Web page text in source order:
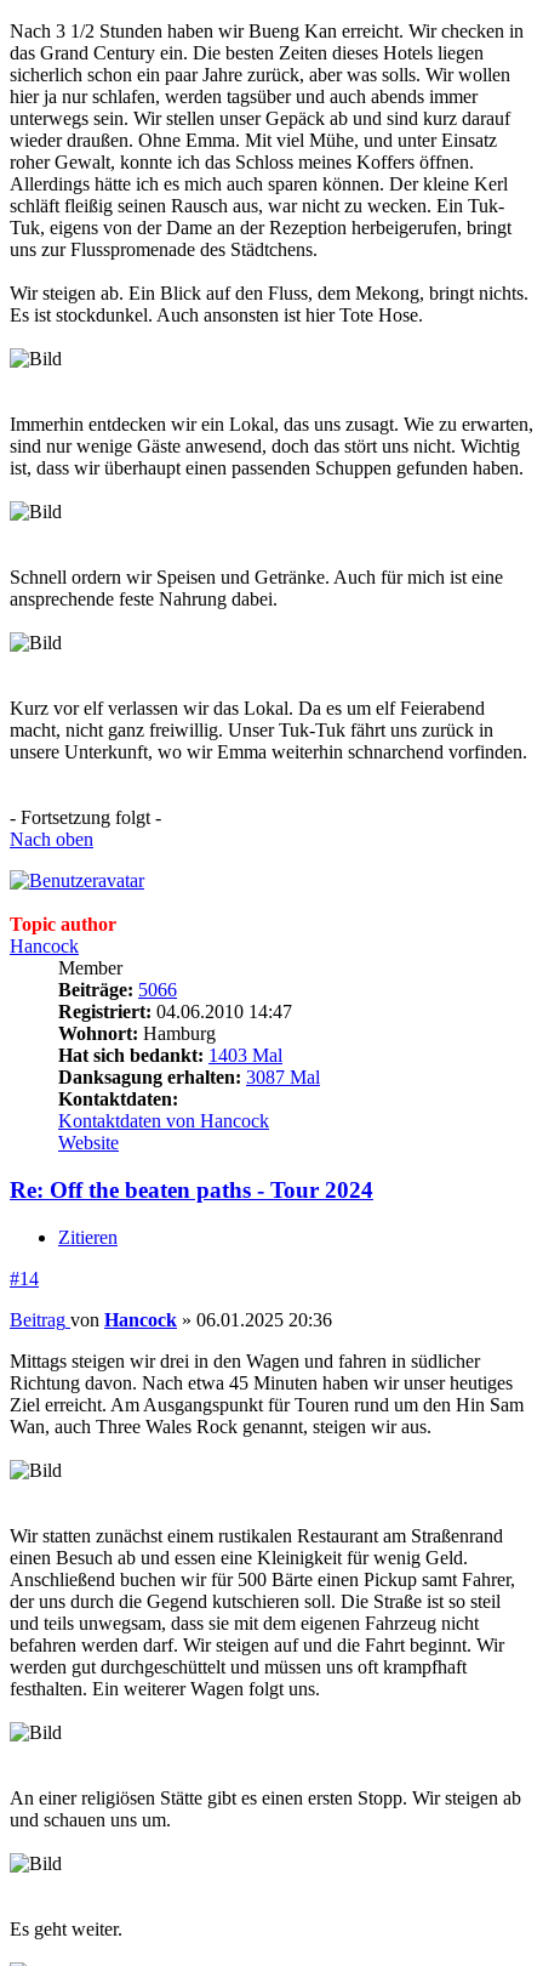
Nach 3 1/2 Stunden haben wir Bueng Kan erreicht. Wir checken in
das Grand Century ein. Die besten Zeiten dieses Hotels liegen
sicherlich schon ein paar Jahre zurück, aber was solls. Wir wollen
hier ja nur schlafen, werden tagsüber und auch abends immer
unterwegs sein. Wir stellen unser Gepäck ab und sind kurz darauf
wieder draußen. Ohne Emma. Mit viel Mühe, und unter Einsatz
roher Gewalt, konnte ich das Schloss meines Koffers öffnen.
Allerdings hätte ich es mich auch sparen können. Der kleine Kerl
schläft fleißig seinen Rausch aus, war nicht zu wecken. Ein Tuk-
Tuk, eigens von der Dame an der Rezeption herbeigerufen, bringt
uns zur Flusspromenade des Städtchens.
Wir steigen ab. Ein Blick auf den Fluss, dem Mekong, bringt nichts.
Es ist stockdunkel. Auch ansonsten ist hier Tote Hose.
Immerhin entdecken wir ein Lokal, das uns zusagt. Wie zu erwarten,
sind nur wenige Gäste anwesend, doch das stört uns nicht. Wichtig
ist, dass wir überhaupt einen passenden Schuppen gefunden haben.
Schnell ordern wir Speisen und Getränke. Auch für mich ist eine
ansprechende feste Nahrung dabei.
Kurz vor elf verlassen wir das Lokal. Da es um elf Feierabend
macht, nicht ganz freiwillig. Unser Tuk-Tuk fährt uns zurück in
unsere Unterkunft, wo wir Emma weiterhin schnarchend vorfinden.
- Fortsetzung folgt -
Nach oben
Topic author
Hancock
Member
Beiträge: 5066
Registriert: 04.06.2010 14:47
Wohnort: Hamburg
Hat sich bedankt: 1403 Mal
Danksagung erhalten: 3087 Mal
Kontaktdaten:
Kontaktdaten von Hancock
Website
Re: Off the beaten paths - Tour 2024
Zitieren
#14
Beitrag von Hancock » 06.01.2025 20:36
Mittags steigen wir drei in den Wagen und fahren in südlicher
Richtung davon. Nach etwa 45 Minuten haben wir unser heutiges
Ziel erreicht. Am Ausgangspunkt für Touren rund um den Hin Sam
Wan, auch Three Wales Rock genannt, steigen wir aus.
Wir statten zunächst einem rustikalen Restaurant am Straßenrand
einen Besuch ab und essen eine Kleinigkeit für wenig Geld.
Anschließend buchen wir für 500 Bärte einen Pickup samt Fahrer,
der uns durch die Gegend kutschieren soll. Die Straße ist so steil
und teils unwegsam, dass sie mit dem eigenen Fahrzeug nicht
befahren werden darf. Wir steigen auf und die Fahrt beginnt. Wir
werden gut durchgeschüttelt und müssen uns oft krampfhaft
festhalten. Ein weiterer Wagen folgt uns.
An einer religiösen Stätte gibt es einen ersten Stopp. Wir steigen ab
und schauen uns um.
Es geht weiter.